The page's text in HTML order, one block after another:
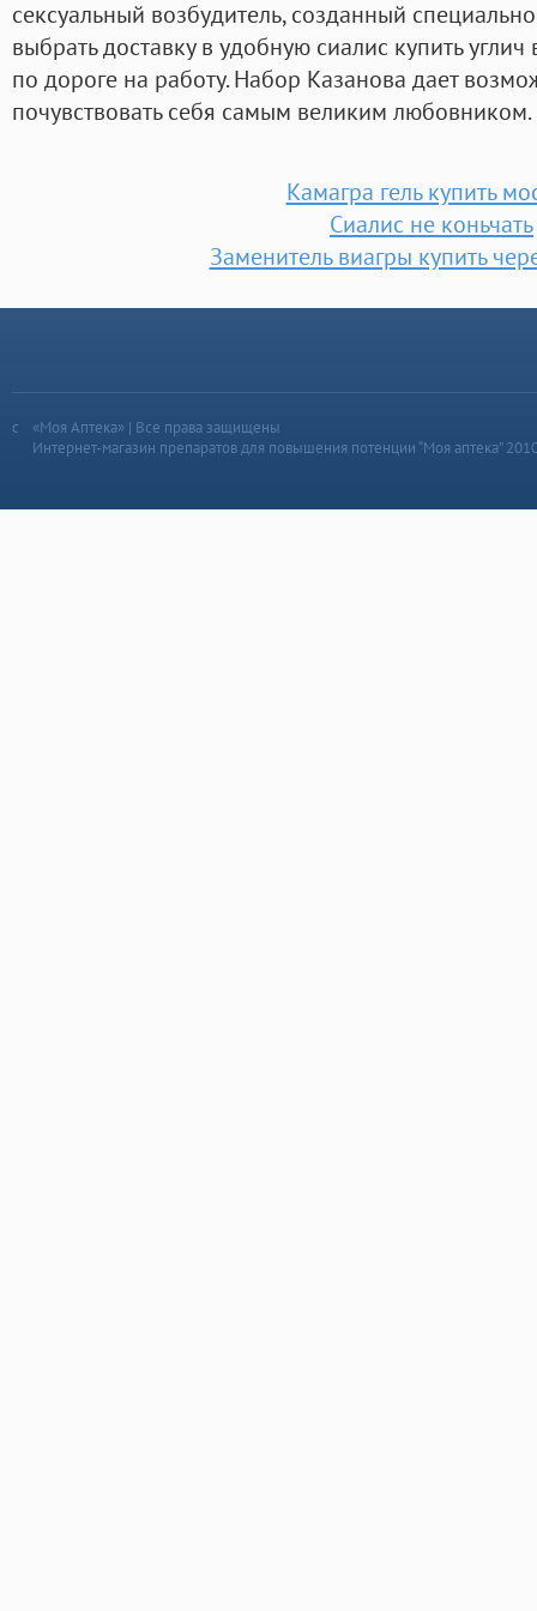
сексуальный возбудитель, созданный
выбрать доставку в удобную сиалис купить
по дороге на работу. Набор Казанова дает
почувствовать себя самым великим любовником.
Камагра гель купить
Сиалис не коньчать
Заменитель виагры купить
«Моя Аптека» | Все права защищены
Интернет-магазин препаратов для повышения потенции “Моя аптека”